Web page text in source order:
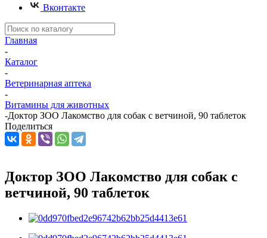
Вконтакте
Главная
-
Каталог
-
Ветеринарная аптека
-
Витамины для животных
-Доктор ЗОО Лакомство для собак с ветчиной, 90 таблеток
Поделиться
Доктор ЗОО Лакомство для собак с
ветчиной, 90 таблеток